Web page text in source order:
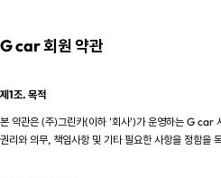
G car 회원 약관
제1조. 목적
본 약관은 (주)그린카(이하 '회사')가 운영하는 G car
권리와 의무, 책임사항 및 기타 필요한 사항을 정함을